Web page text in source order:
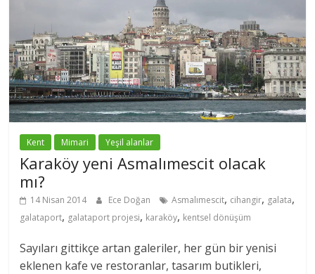
Kent Mimari Yeşil alanlar
Karaköy yeni Asmalımescit olacak
mı?
14 Nisan 2014 Ece Doğan Asmalımescit, cihangir, galata,
galataport, galataport projesi, karaköy, kentsel dönüşüm
Sayıları gittikçe artan galeriler, her gün bir yenisi
eklenen kafe ve restoranlar, tasarım butikleri,